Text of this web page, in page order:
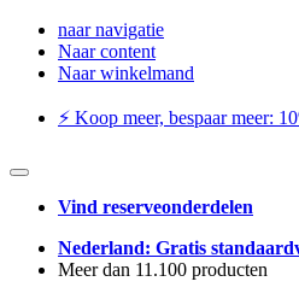
naar navigatie
Naar content
Naar winkelmand
⚡️ Koop meer, bespaar meer:
Vind reserveonderdelen
Nederland: Gratis
Meer dan 11.100 producten